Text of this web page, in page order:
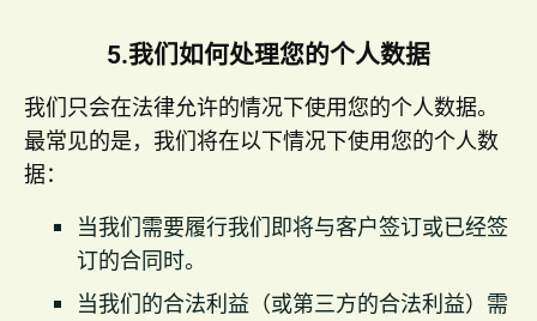
5.我们如何处理您的个人数据
我们只会在法律允许的情况下使用您的个人数据。
最常见的是，我们将在以下情况下使用您的个人数
据：
当我们需要履行我们即将与客户签订或已经签
订的合同时。
当我们的合法利益（或第三方的合法利益）需